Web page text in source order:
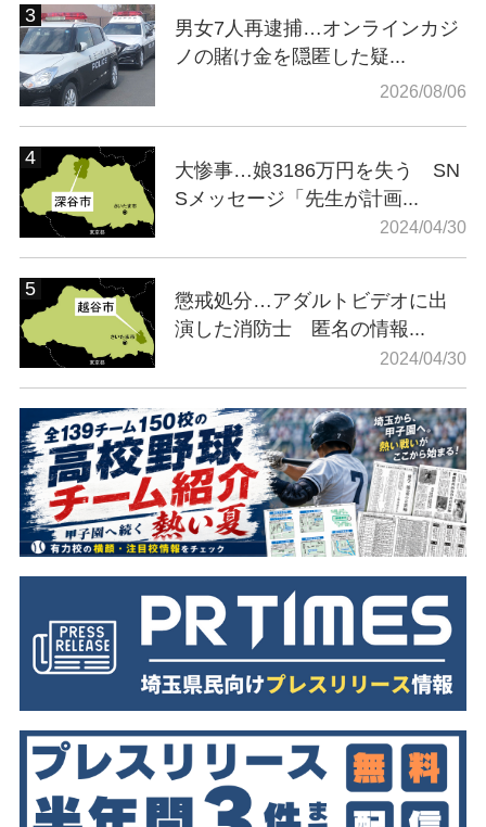
男女7人再逮捕…オンラインカジ
ノの賭け金を隠匿した疑...
2026/08/06
大惨事…娘3186万円を失う SN
Sメッセージ「先生が計画...
2024/04/30
懲戒処分…アダルトビデオに出
演した消防士 匿名の情報...
2024/04/30